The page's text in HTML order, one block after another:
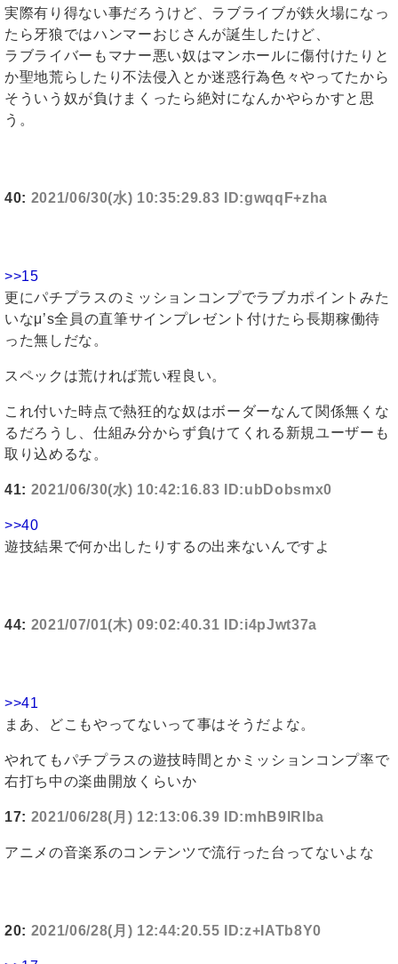
実際有り得ない事だろうけど、ラブライブが鉄火場になっ
たら牙狼ではハンマーおじさんが誕生したけど、
ラブライバーもマナー悪い奴はマンホールに傷付けたりと
か聖地荒らしたり不法侵入とか迷惑行為色々やってたから
そういう奴が負けまくったら絶対になんかやらかすと思
う。
40: 2021/06/30(水) 10:35:29.83 ID:gwqqF+zha
>>15
更にパチプラスのミッションコンプでラブカポイントみた
いなμ’s全員の直筆サインプレゼント付けたら長期稼働待
った無しだな。
スペックは荒ければ荒い程良い。
これ付いた時点で熱狂的な奴はボーダーなんて関係無くな
るだろうし、仕組み分からず負けてくれる新規ユーザーも
取り込めるな。
41: 2021/06/30(水) 10:42:16.83 ID:ubDobsmx0
>>40
遊技結果で何か出したりするの出来ないんですよ
44: 2021/07/01(木) 09:02:40.31 ID:i4pJwt37a
>>41
まあ、どこもやってないって事はそうだよな。
やれてもパチプラスの遊技時間とかミッションコンプ率で
右打ち中の楽曲開放くらいか
17: 2021/06/28(月) 12:13:06.39 ID:mhB9lRlba
アニメの音楽系のコンテンツで流行った台ってないよな
20: 2021/06/28(月) 12:44:20.55 ID:z+IATb8Y0